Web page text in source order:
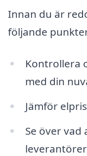
Innan du är
följande
Kontrollera
med din
Jämför
Se över